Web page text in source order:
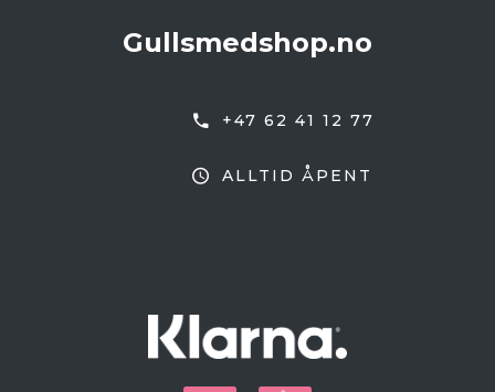
Gullsmedshop.no
+47 62 41 12 77
ALLTID ÅPENT